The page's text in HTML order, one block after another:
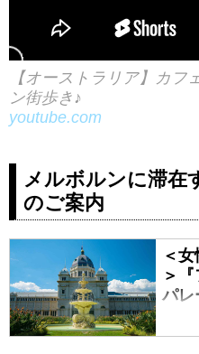
【オーストラリア】カフ
ン街歩き♪
youtube.com
メルボルンに滞在
のご案内
＜
＞
パレ
ア
ブツ